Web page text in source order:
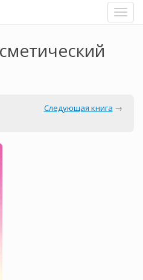
Следующая книга →